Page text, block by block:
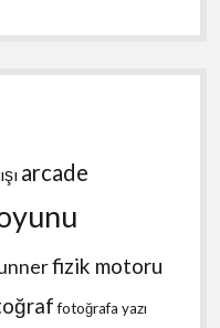
arcade
fizik motoru
fotoğrafa yazı